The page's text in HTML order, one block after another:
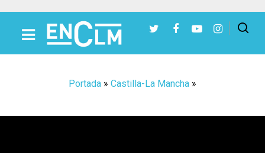
Portada » Castilla-La Mancha »